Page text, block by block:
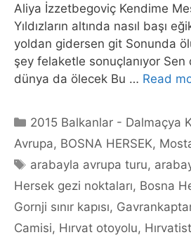
Aliya İzzetbegoviç Kendime
Yıldızların altında nasıl başı
yoldan gidersen git Sonunda
şey felaketle sonuçlanıyor Sen
dünya da ölecek Bu … Read
Categories
2015 Balkanlar - Dalmaçya
Avrupa, BOSNA HERSEK,
Tags
arabayla avrupa turu,
Hersek gezi noktaları, Bosna
Gornji sınır kapısı,
Camisi, Hırvat otoyolu,